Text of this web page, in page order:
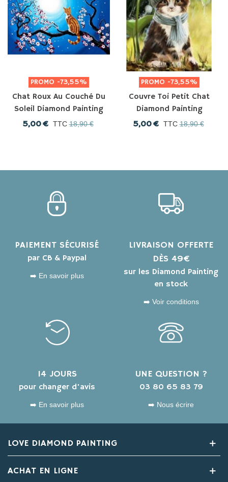
PROMO -73,55%
Chat Roux Au Couché Du
Soleil Diamond Painting
5,00 € TTC 18,90 €
PROMO -73,55%
Couvre Toi Petit Chat
Diamond Painting
5,00 € TTC 18,90 €
PAIEMENT SÉCURISÉ
par CB & Paypal
➡️ En savoir plus
LIVRAISON OFFERTE
DÈS 49€
sur les Diamond Painting
en stock
➡️ Voir conditions
14 JOURS
pour changer d'avis
➡️ En savoir plus
UNE QUESTION ?
03 80 65 83 79
➡️ Nous écrire
LOVE DIAMOND PAINTING
ACHAT EN LIGNE